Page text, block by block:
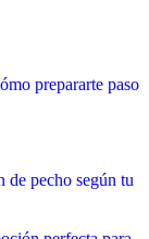
prepararte paso
de pecho según tu